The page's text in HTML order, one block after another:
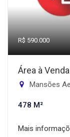
R$ 590.000
Área à
Mansões
478 M²
Mais